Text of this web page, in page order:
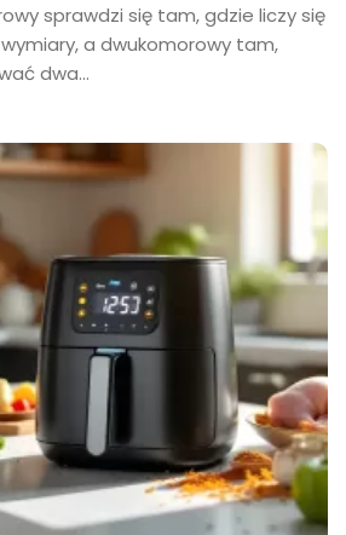
sprawdzi się tam, gdzie liczy się
a dwukomorowy tam,
dwa...